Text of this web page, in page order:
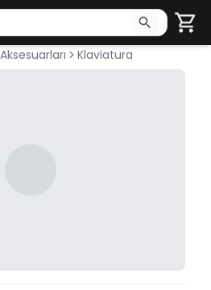
2 simvol yazın. Göndərmək
Klaviatura